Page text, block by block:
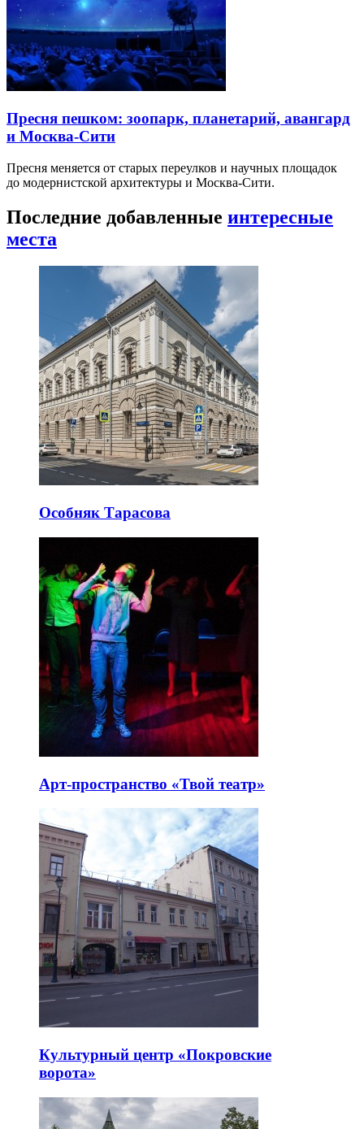
Пресня пешком: зоопарк, планетарий, авангард
и Москва-Сити
Пресня меняется от старых переулков и научных площадок
до модернистской архитектуры и Москва-Сити.
Последние добавленные интересные
места
Особняк Тарасова
Арт-пространство «Твой театр»
Культурный центр «Покровские
ворота»